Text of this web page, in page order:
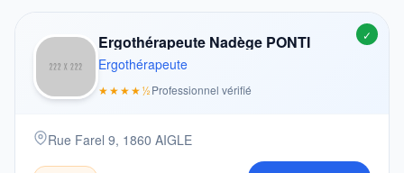
✓
Ergothérapeute Nadège PONTI
Ergothérapeute
★★★★½Professionnel vérifié
Rue Farel 9, 1860 AIGLE